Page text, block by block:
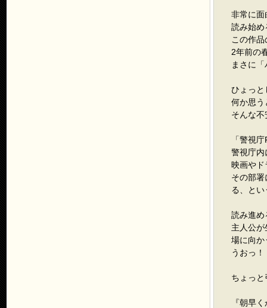
非常に面
読み始め
この作
2年前の
まさに
ひょっと
何か思う
そんな
「警視
警視庁内
映画やド
その部
る、と
読み進め
主人公
場に向か
うおっ
ちょっ
『朝早